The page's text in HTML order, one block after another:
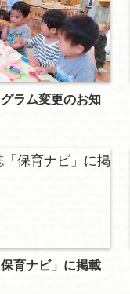
ラム変更のお知
育ナビ」に掲載